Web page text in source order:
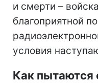
и смерти –
благоприятной
условия
Как пытаются